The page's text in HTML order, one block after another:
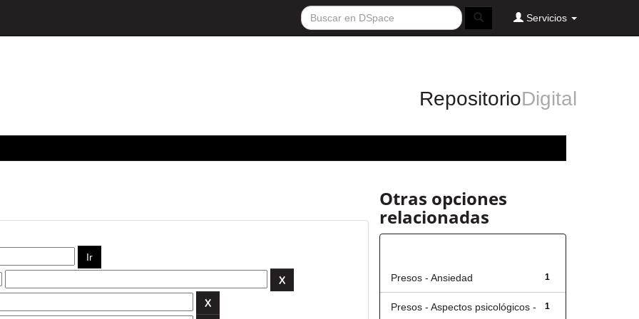
Servicios
RepositorioDigital
Otras opciones
relacionadas
1
Presos - Ansiedad
1
Presos - Aspectos psicológicos -